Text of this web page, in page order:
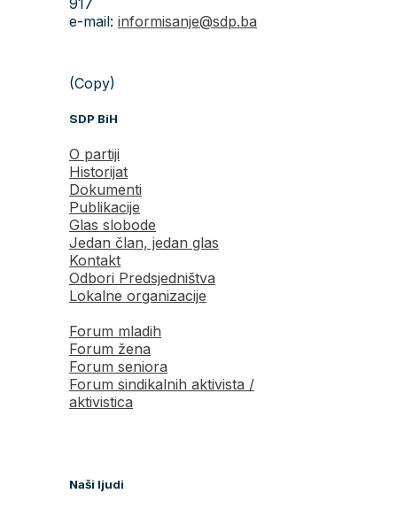
e-mail: informisanje@sdp.ba
(Copy)
SDP BiH
O partiji
Historijat
Dokumenti
Publikacije
Glas slobode
Jedan član, jedan glas
Kontakt
Odbori Predsjedništva
Lokalne organizacije
Forum mladih
Forum žena
Forum seniora
Forum sindikalnih aktivista /
aktivistica
Naši ljudi